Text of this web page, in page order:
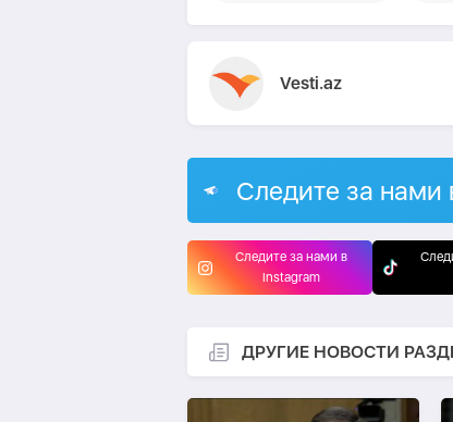
Vesti.az
Следите за нами
Следите за нами в
Instagram
ДРУГИЕ НОВОСТИ